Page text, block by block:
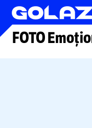
Arhiva fotbal
FOTO